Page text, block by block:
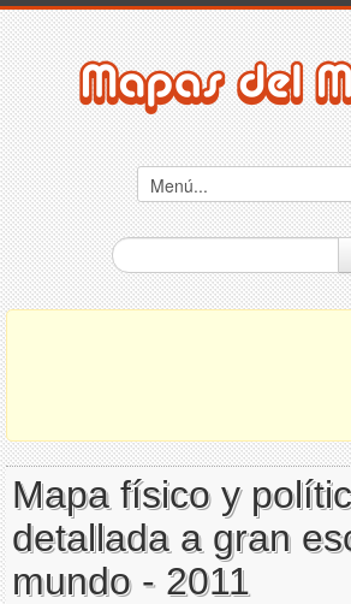
Mapa físico y
detallada a gran
mundo - 2011